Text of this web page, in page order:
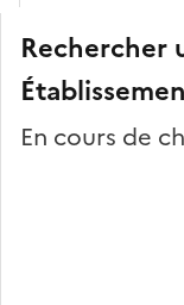
Rechercher
En cours de